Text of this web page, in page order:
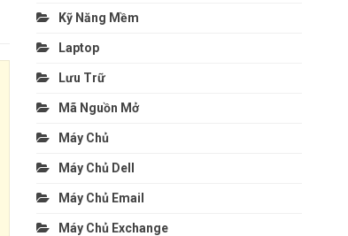
Kỹ Năng Mềm
Laptop
Lưu Trữ
Mã Nguồn Mở
Máy Chủ
Máy Chủ Dell
Máy Chủ Email
Máy Chủ Exchange